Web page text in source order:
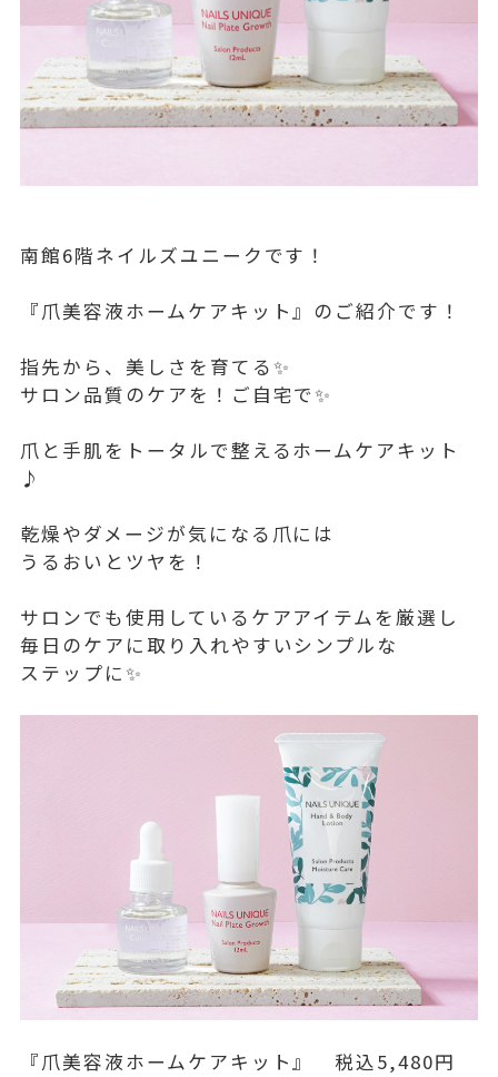
南館6階ネイルズユニークです！
『爪美容液ホームケアキット』のご紹介です！
指先から、美しさを育てる✨
サロン品質のケアを！ご自宅で✨
爪と手肌をトータルで整えるホームケアキット
♪
乾燥やダメージが気になる爪には
うるおいとツヤを！
サロンでも使用しているケアアイテムを厳選し
毎日のケアに取り入れやすいシンプルな
ステップに✨
『爪美容液ホームケアキット』 税込5,480円